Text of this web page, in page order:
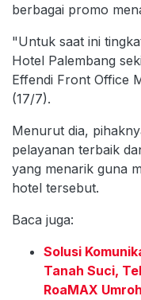
berbagai promo
"Untuk saat ini
Hotel Palembang
Effendi Front Office
(17/7).
Menurut dia,
pelayanan terbaik
yang menarik guna
hotel tersebut.
Baca juga:
Solusi
Tanah Suci,
RoaMAX Umroh